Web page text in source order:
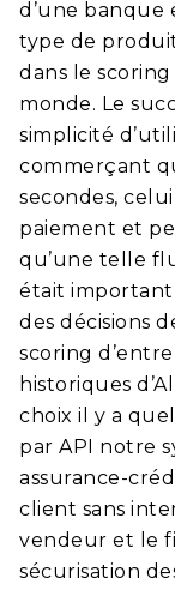
d’une banque
type de
dans le
monde. Le
simplicité
commerçant
secondes,
paiement et
qu’une telle
était important
des décisions
scoring
historiques
choix il y a
par API notre
assurance-
client sans
vendeur et le
sécurisation